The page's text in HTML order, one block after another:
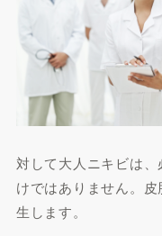
対して大人ニキビは
けではありません。
生します。